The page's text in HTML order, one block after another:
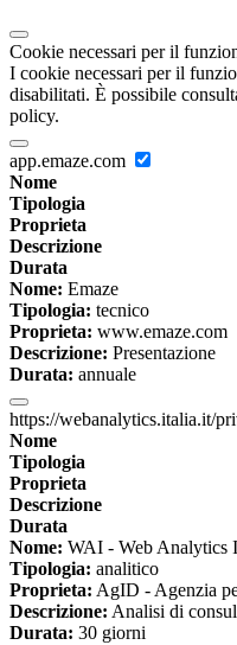
Cookie necessari per il
I cookie necessari per il
disabilitati. È possibile
policy.
app.emaze.com
Nome
Tipologia
Proprieta
Descrizione
Durata
Nome: Emaze
Tipologia: tecnico
Proprieta: www.emaze.com
Descrizione: Presentazione
Durata: annuale
https://webanalytics.italia.it/
Nome
Tipologia
Proprieta
Descrizione
Durata
Nome: WAI - Web Analytics
Tipologia: analitico
Proprieta: AgID - Agenzia
Descrizione: Analisi di
Durata: 30 giorni